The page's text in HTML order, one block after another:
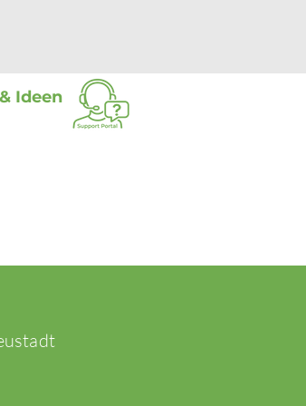
Ideen